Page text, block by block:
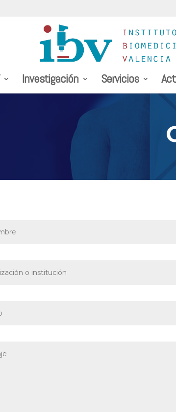
Investigación Servicios